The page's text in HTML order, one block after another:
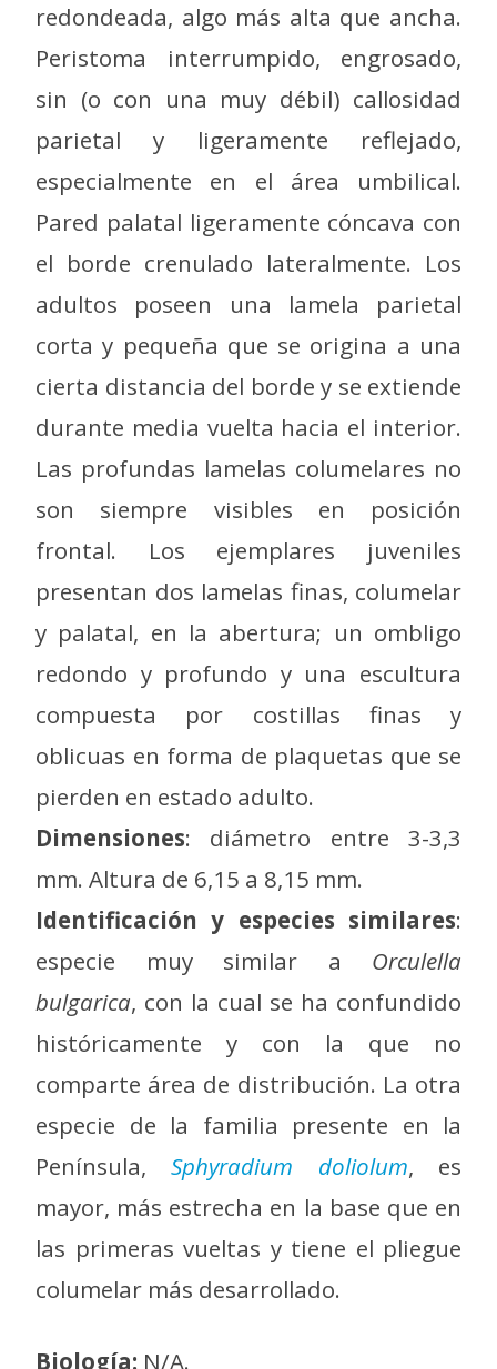
redondeada, algo más alta que ancha.
Peristoma interrumpido, engrosado,
sin (o con una muy débil) callosidad
parietal y ligeramente reflejado,
especialmente en el área umbilical.
Pared palatal ligeramente cóncava con
el borde crenulado lateralmente. Los
adultos poseen una lamela parietal
corta y pequeña que se origina a una
cierta distancia del borde y se extiende
durante media vuelta hacia el interior.
Las profundas lamelas columelares no
son siempre visibles en posición
frontal. Los ejemplares juveniles
presentan dos lamelas finas, columelar
y palatal, en la abertura; un ombligo
redondo y profundo y una escultura
compuesta por costillas finas y
oblicuas en forma de plaquetas que se
pierden en estado adulto.
Dimensiones: diámetro entre 3-3,3
mm. Altura de 6,15 a 8,15 mm.
Identificación y especies similares:
especie muy similar a Orculella
bulgarica, con la cual se ha confundido
históricamente y con la que no
comparte área de distribución. La otra
especie de la familia presente en la
Península,Sphyradium doliolum, es
mayor, más estrecha en la base que en
las primeras vueltas y tiene el pliegue
columelar más desarrollado.
Biología: N/A.